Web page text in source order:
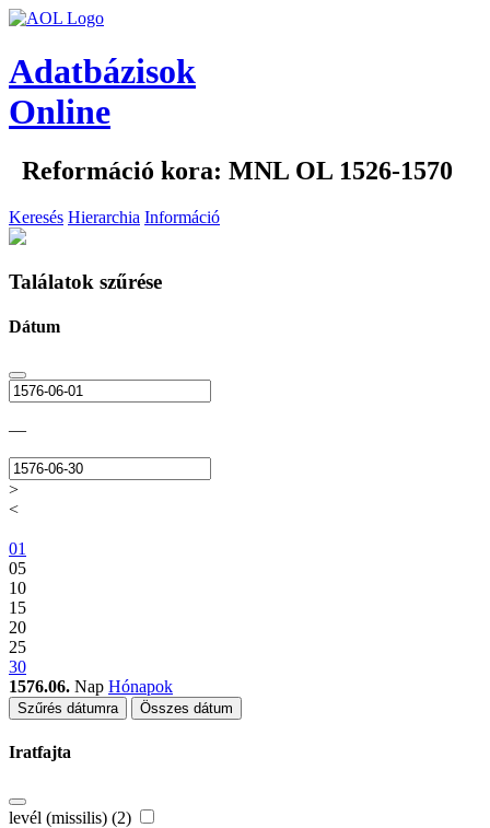
Adatbázisok
Online
Reformáció kora: MNL OL 1526-1570
Keresés Hierarchia Információ
Találatok szűrése
Dátum
—
>
<
01
05
10
15
20
25
30
1576.06. Nap Hónapok
Szűrés dátumra Összes dátum
Iratfajta
levél (missilis) (2)